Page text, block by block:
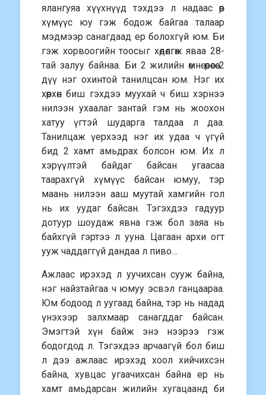
ялангуяа хүүхнүүд тэхдээ л надаас өөр
хүмүүс юу гэж бодож байгаа талаар
мэдмээр санагдаад ер болохгүй юм. Би
гэж хорвоогийн тоосыг хөдөлгөж яваа 28-
тай залуу байнаа. Би 2 жилийн өмнө өөрөөсөө 2
дүү нэг охинтой танилцсан юм. Нэг их
хөөрхөн биш гэхдээ муухай ч биш хэрнээ
нилээн ухаалаг зантай гэм нь жоохон
хатуу үгтэй шударга талдаа л даа.
Танилцаж үерхээд нэг их удаа ч үгүй
бид 2 хамт амьдрах болсон юм. Их л
хэрүүлтэй байдаг байсан угаасаа
таарахгүй хүмүүс байсан юмуу, тэр
маань нилээн ааш муутай хамгийн гол
нь их уудаг байсан. Тэгэхдээ гадуур
дотуур шоудаж явна гэж бол заяа нь
байхгүй гэртээ л ууна. Цагаан архи огт
ууж чаддаггүй дандаа л пиво…
Ажлаас ирэхэд л уучихсан сууж байна,
нэг найзтайгаа ч юмуу эсвэл ганцаараа.
Юм бодоод л уугаад байна, тэр нь надад
үнэхээр залхмаар санагддаг байсан.
Эмэгтэй хүн байж энэ нээрээ гэж
бодогдод л. Тэгэхдээ арчаагүй бол биш
л дээ ажлаас ирэхэд хоол хийчихсэн
байна, хувцас угаачихсан байна ер нь
хамт амьдарсан жилийн хугацаанд би